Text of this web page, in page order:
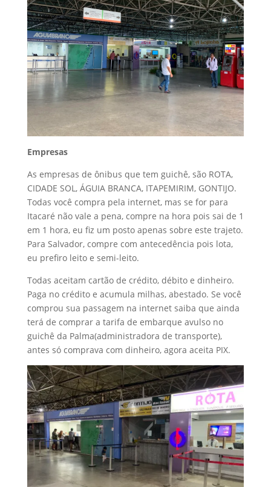
Empresas
As empresas de ônibus que tem guichê, são ROTA,
CIDADE SOL, ÁGUIA BRANCA, ITAPEMIRIM, GONTIJO.
Todas você compra pela internet, mas se for para
Itacaré não vale a pena, compre na hora pois sai de 1
em 1 hora, eu fiz um posto apenas sobre este trajeto.
Para Salvador, compre com antecedência pois lota,
eu prefiro leito e semi-leito.
Todas aceitam cartão de crédito, débito e dinheiro.
Paga no crédito e acumula milhas, abestado. Se você
comprou sua passagem na internet saiba que ainda
terá de comprar a tarifa de embarque avulso no
guichê da Palma(administradora de transporte),
antes só comprava com dinheiro, agora aceita PIX.